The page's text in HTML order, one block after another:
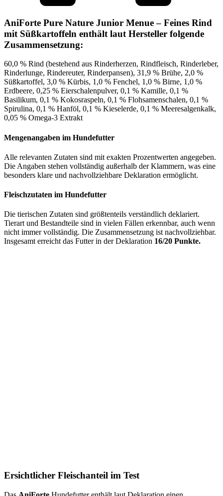
AniForte Pure Nature Junior Menue – Feines Rind
mit Süßkartoffeln enthält laut Hersteller folgende
Zusammensetzung:
60,0 % Rind (bestehend aus Rinderherzen, Rindfleisch, Rinderleber,
Rinderlunge, Rindereuter, Rinderpansen), 31,9 % Brühe, 2,0 %
Süßkartoffel, 3,0 % Kürbis, 1,0 % Fenchel, 1,0 % Birne, 1,0 %
Erdbeere, 0,25 % Eierschalenpulver, 0,1 % Kamille, 0,1 %
Basilikum, 0,1 % Kokosraspeln, 0,1 % Flohsamenschalen, 0,1 %
Spirulina, 0,1 % Hanföl, 0,1 % Kieselerde, 0,1 % Meeresalgenkalk,
0,05 % Omega-3 Extrakt
Mengenangaben im Hundefutter
Alle relevanten Zutaten sind mit exakten Prozentwerten angegeben.
Die Angaben stehen vollständig außerhalb der Klammern, was eine
besonders klare und nachvollziehbare Deklaration ermöglicht.
Fleischzutaten im Hundefutter
Die tierischen Zutaten sind größtenteils verständlich deklariert.
Tierart und Bestandteile sind in vielen Fällen erkennbar, auch wenn
nicht immer vollständig. Die Zusammensetzung ist nachvollziehbar.
Insgesamt erreicht das Futter in der Deklaration 16/20 Punkte.
Ersichtlicher Fleischanteil im Test